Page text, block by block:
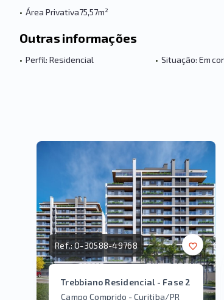
• Área Privativa75,57m²
Outras informações
• Perfil: Residencial • Situação: Em
Ref.:O-30588-49768
Trebbiano Residencial - Fase 2
Campo Comprido - Curitiba/PR